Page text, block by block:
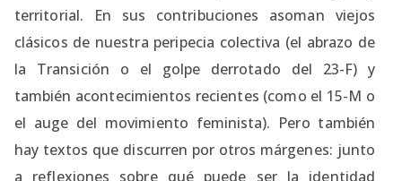
territorial. En sus contribuciones asoman viejos
clásicos de nuestra peripecia colectiva (el abrazo de
la Transición o el golpe derrotado del 23-F) y
también acontecimientos recientes (como el 15-M o
el auge del movimiento feminista). Pero también
hay textos que discurren por otros márgenes: junto
a reflexiones sobre qué puede ser la identidad